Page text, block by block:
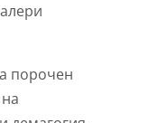
порочен